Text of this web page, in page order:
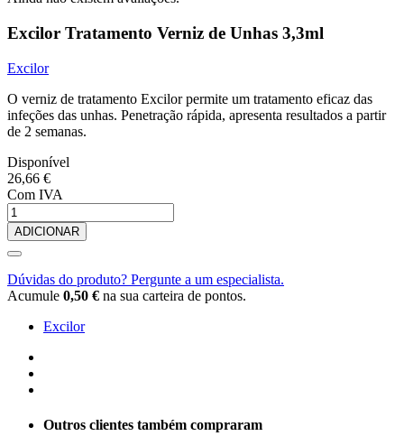
Excilor Tratamento Verniz de Unhas 3,3ml
Excilor
O verniz de tratamento Excilor permite um tratamento eficaz das
infeções das unhas. Penetração rápida, apresenta resultados a partir
de 2 semanas.
Disponível
26,66 €
Com IVA
ADICIONAR
Dúvidas do produto? Pergunte a um especialista.
Acumule 0,50 € na sua carteira de pontos.
Excilor
Outros clientes também compraram